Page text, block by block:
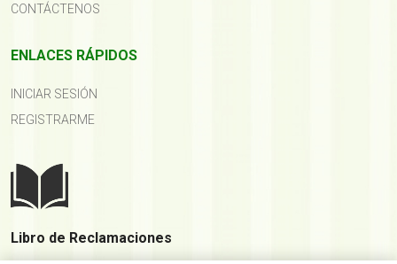
CONTÁCTENOS
ENLACES RÁPIDOS
INICIAR SESIÓN
REGISTRARME
Libro de Reclamaciones